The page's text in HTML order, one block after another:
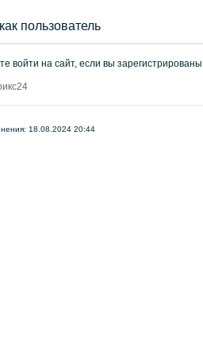
пользователь
войти на сайт, если вы
18.08.2024 20:44